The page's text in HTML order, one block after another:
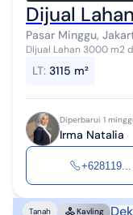
Dijual
Pasar Minggu,
DIjual Lahan 3000 m2
Dimensi : Lebar Muk...
LT: 3115 m²
Diperbarui 1
Irma Natalia
+628119...
Tanah Kavling